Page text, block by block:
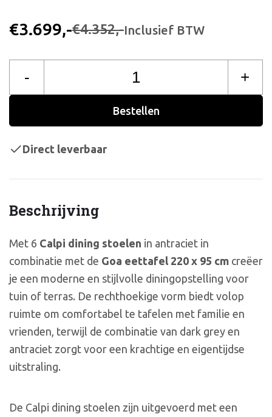
€3.699,-€4.352,-Inclusief BTW
Beschrijving
Met 6 Calpi dining stoelen in antraciet in
combinatie met de Goa eettafel 220 x 95 cm creëer
je een moderne en stijlvolle diningopstelling voor
tuin of terras. De rechthoekige vorm biedt volop
ruimte om comfortabel te tafelen met familie en
vrienden, terwijl de combinatie van dark grey en
antraciet zorgt voor een krachtige en eigentijdse
uitstraling.
De Calpi dining stoelen zijn uitgevoerd met een
- +
Bestellen
Direct leverbaar